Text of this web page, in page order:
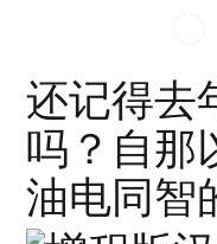
还记得去
吗？自那
油电同智